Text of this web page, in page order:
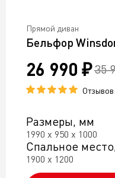
Прямой диван
Бельфор
26 990 ₽ 35
Отзывов:
Размеры, мм
1990 х 950 х 1000
Спальное
1900 х 1200